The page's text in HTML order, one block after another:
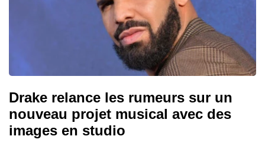
Drake relance les rumeurs sur un
nouveau projet musical avec des
images en studio